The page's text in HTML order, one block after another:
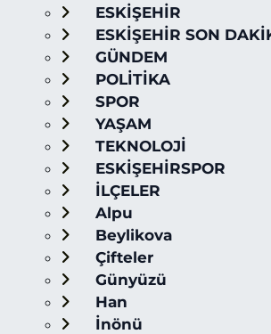
ESKİŞEHİR
ESKİŞEHİR SON
GÜNDEM
POLİTİKA
SPOR
YAŞAM
TEKNOLOJİ
ESKİŞEHİRSPOR
İLÇELER
Alpu
Beylikova
Çifteler
Günyüzü
Han
İnönü